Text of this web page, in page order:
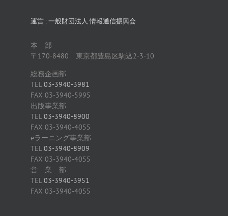
運営 : 一般財団法人 情報通信振興会
本 部
〒170-8480 東京都豊島区駒込2-3-10
総務企画部
TEL03-3940-3981
FAX 03-3940-5995
出版事業部
TEL03-3940-8900
FAX 03-3940-4055
eラーニング事業部
TEL03-3940-8909
FAX 03-3940-4055
営 業 部
TEL03-3940-3951
FAX 03-3940-4055